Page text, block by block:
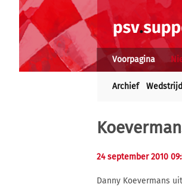
Voorpagina
Archief
24 september 2010
Danny Koevermans